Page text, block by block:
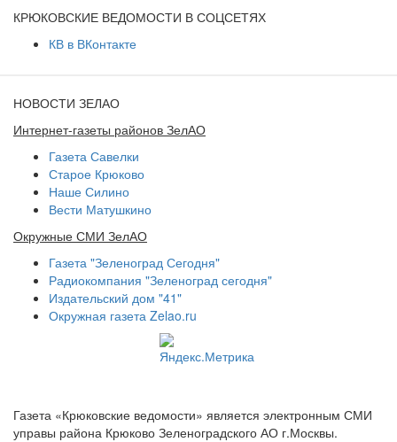
КРЮКОВСКИЕ ВЕДОМОСТИ В СОЦСЕТЯХ
КВ в ВКонтакте
НОВОСТИ ЗЕЛАО
Интернет-газеты районов ЗелАО
Газета Савелки
Старое Крюково
Наше Силино
Вести Матушкино
Окружные СМИ ЗелАО
Газета "Зеленоград Сегодня"
Радиокомпания "Зеленоград сегодня"
Издательский дом "41"
Окружная газета Zelao.ru
Газета «Крюковские ведомости» является электронным СМИ
управы района Крюково Зеленоградского АО г.Москвы.